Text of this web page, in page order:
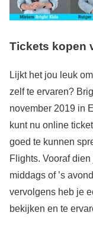
Tickets kopen
Lijkt het jou leuk
zelf te ervaren?
november 2019 in
kunt nu online
goed te kunnen
Flights. Vooraf dien
middags of ’s
vervolgens heb je
bekijken en te